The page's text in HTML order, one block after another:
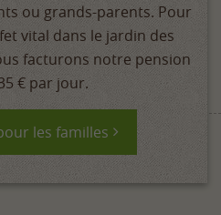
ou grands-parents. Pour
vital dans le jardin des
facturons notre pension
€ par jour.
les familles